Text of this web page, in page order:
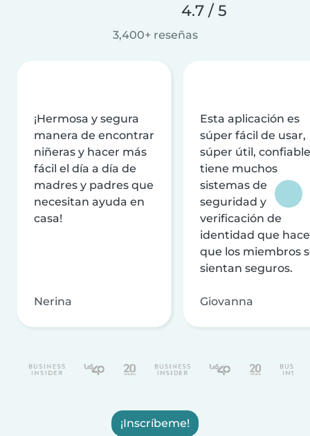
4.7 / 5
3,400+ reseñas
¡Hermosa y segura
manera de encontrar
niñeras y hacer más
fácil el día a día de
madres y padres que
necesitan ayuda en
casa!
Nerina
Esta aplicación es
súper fácil de usar,
súper útil,
tiene muchos
sistemas de
seguridad y
verificación de
identidad que
que los miembros
sientan seguros.
Giovanna
¡Inscríbeme!